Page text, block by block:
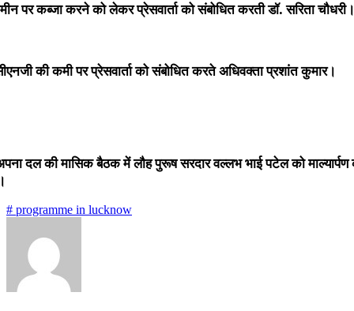
पर कब्जा करने को लेकर प्रेसवार्ता को संबोधित करती डॉ. सरिता चौधरी।
की कमी पर प्रेसवार्ता को संबोधित करते अधिवक्ता प्रशांत कुमार।
दल की मासिक बैठक में लौह पुरूष सरदार वल्लभ भाई पटेल को माल्यार्पण
# programme in lucknow